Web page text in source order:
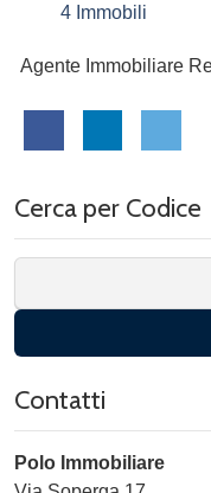
4 Immobili
Agente Immobiliare
Cerca per Codice
Contatti
Polo Immobiliare